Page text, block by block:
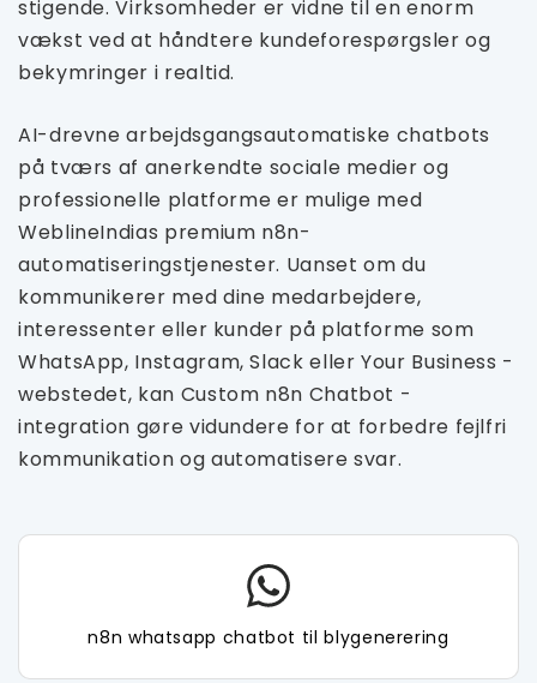
stigende. Virksomheder er vidne til en enorm
vækst ved at håndtere kundeforespørgsler og
bekymringer i realtid.
AI-drevne arbejdsgangsautomatiske chatbots
på tværs af anerkendte sociale medier og
professionelle platforme er mulige med
WeblineIndias premium n8n-
automatiseringstjenester. Uanset om du
kommunikerer med dine medarbejdere,
interessenter eller kunder på platforme som
WhatsApp, Instagram, Slack eller Your Business -
webstedet, kan Custom n8n Chatbot -
integration gøre vidundere for at forbedre fejlfri
kommunikation og automatisere svar.
n8n whatsapp chatbot til blygenerering